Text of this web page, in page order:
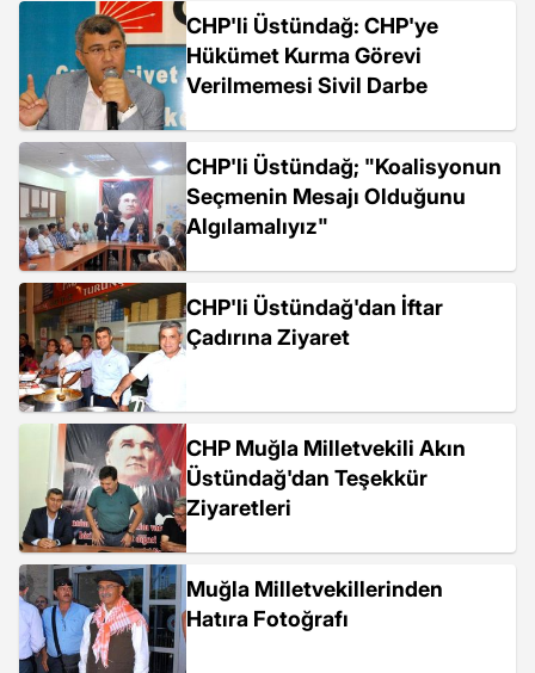
CHP'li Üstündağ: CHP'ye
Hükümet Kurma Görevi
Verilmemesi Sivil Darbe
CHP'li Üstündağ; "Koalisyonun
Seçmenin Mesajı Olduğunu
Algılamalıyız"
CHP'li Üstündağ'dan İftar
Çadırına Ziyaret
CHP Muğla Milletvekili Akın
Üstündağ'dan Teşekkür
Ziyaretleri
Muğla Milletvekillerinden
Hatıra Fotoğrafı